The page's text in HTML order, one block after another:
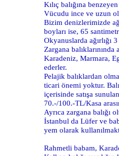
Kılıç balığına
Vücudu ince ve uzun
Bizim denizlerimizde
boyları ise, 65
Okyanuslarda ağırlığı
Zargana balıklarınında
Karadeniz, Marmara,
ederler.
Pelajik balıklardan
ticari önemi yoktur.
içerisinde satışa
70.-/100.-TL/Kasa
Ayrıca zargana balığı
İstanbul da Lüfer ve
yem olarak
Rahmetli babam,